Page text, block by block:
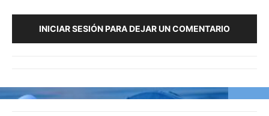
INICIAR SESIÓN PARA DEJAR UN COMENTARIO